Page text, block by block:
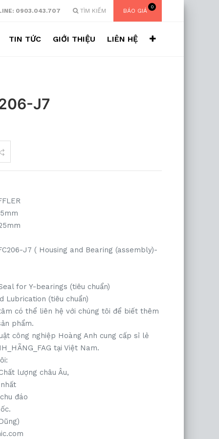
0903.043.707 TÌM KIẾM BÁO GIÁ
0
TIN TỨC GIỚI THIỆU LIÊN HỆ
J7
J7 ( Housing and Bearing (assembly)-
for Y-bearings (tiêu chuẩn)
Lubrication (tiêu chuẩn)
có thể liên hệ với chúng tôi để biết thêm
phẩm.
công nghiệp Hoàng Anh cung cấp sỉ lẻ
tại Việt Nam.
lượng châu Âu,
đáo